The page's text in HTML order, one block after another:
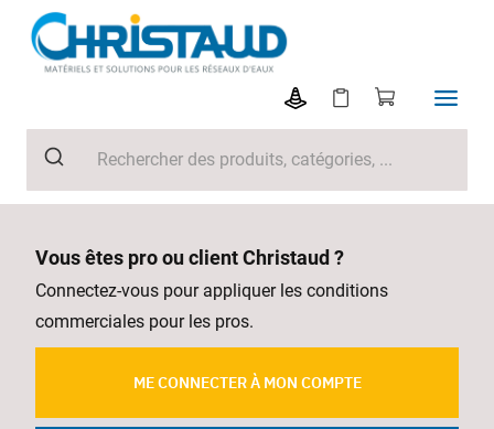
Vous êtes pro ou client Christaud ?
Connectez-vous pour appliquer les conditions
commerciales pour les pros.
ME CONNECTER À MON COMPTE